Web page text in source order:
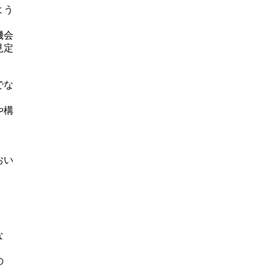
会
定
な
構
い